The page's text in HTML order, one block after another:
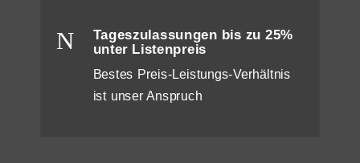
N
Tageszulassungen bis zu 25%
unter Listenpreis
Bestes Preis-Leistungs-Verhältnis
ist unser Anspruch